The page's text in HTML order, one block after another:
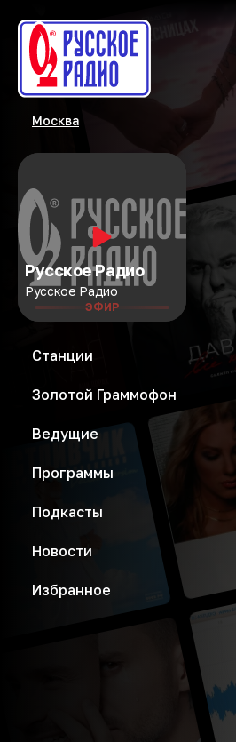
Москва
Русское Радио
Русское Радио
ЭФИР
Станции
Золотой Граммофон
Ведущие
Программы
Подкасты
Новости
Избранное